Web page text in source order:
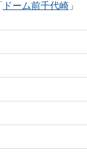
ドーム前千代崎」